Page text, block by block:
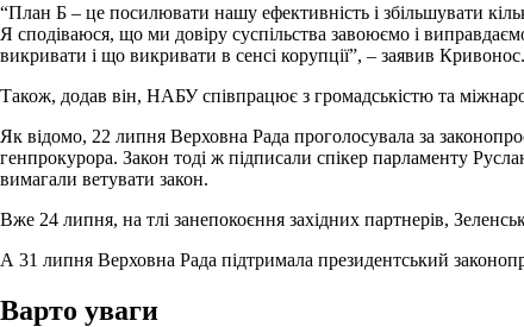
“План Б – це посилювати нашу ефективність і збільшувати
Я сподіваюся, що ми довіру суспільства завоюємо і
викривати і що викривати в сенсі корупції”, – заявив Кривонос.
Також, додав він, НАБУ співпрацює з громадськістю та
Як відомо, 22 липня Верховна Рада проголосувала за
генпрокурора. Закон тоді ж підписали спікер парламенту
вимагали ветувати закон.
Вже 24 липня, на тлі занепокоєння західних партнерів,
А 31 липня Верховна Рада підтримала президентський
Варто уваги